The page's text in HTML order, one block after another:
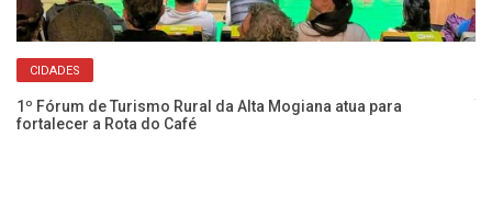
CIDADES
1º Fórum de Turismo Rural da Alta Mogiana atua para
fortalecer a Rota do Café